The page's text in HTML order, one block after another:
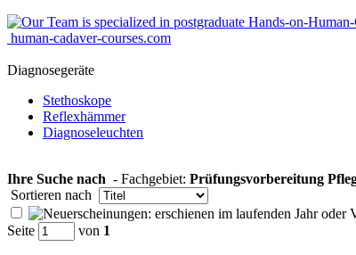
human-cadaver-courses.com
Diagnosegeräte
Stethoskope
Reflexhämmer
Diagnoseleuchten
Ihre Suche nach - Fachgebiet: Prüfungsvorbereitung
Sortieren nach
Seite von 1